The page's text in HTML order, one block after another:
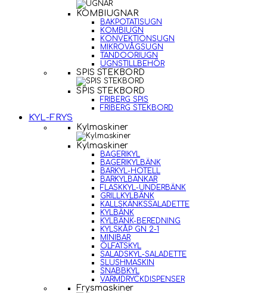
KOMBIUGNAR
BAKPOTATISUGN
KOMBIUGN
KONVEKTIONSUGN
MIKROVÅGSUGN
TANDOORIUGN
UGNSTILLBEHÖR
SPIS STEKBORD
SPIS STEKBORD
FRIBERG SPIS
FRIBERG STEKBORD
KYL-FRYS
Kylmaskiner
Kylmaskiner
BAGERIKYL
BAGERIKYLBÄNK
BARKYL-HOTELL
BARKYLBÄNKAR
FLASKKYL-UNDERBÄNK
GRILLKYLBÄNK
KALLSKÄNKSSALADETTE
KYLBÄNK
KYLBÄNK-BEREDNING
KYLSKÅP GN 2-1
MINIBAR
ÖLFATSKYL
SALADSKYL-SALADETTE
SLUSHMASKIN
SNABBKYL
VARMDRYCKDISPENSER
Frysmaskiner